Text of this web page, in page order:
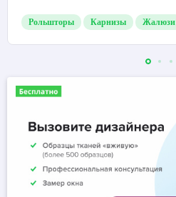
Рольшторы Карнизы Жалюзи